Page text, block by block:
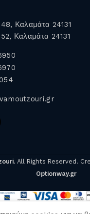
Καλαμάτα 24131
Καλαμάτα 24131
. All Rights Reserved.
Optionway.gr
26,50 €